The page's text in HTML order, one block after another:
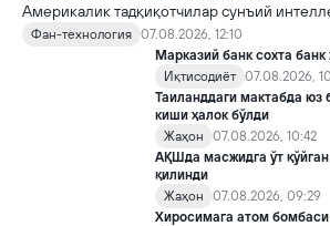
Америкалик тадқиқотчилар сунъий
16 та вирус яратди. Бу кашфиёт янги
билан бирга, ундан нотўғри мақсадда
хавотирларни ҳам кучайтирмоқда.
Фан-технология 07.08.2026, 12:10
Марказий банк сохта банк
Иқтисодиёт 07.08.2026,
Таиланддаги мактабда юз
киши ҳалок бўлди
Жаҳон
07.08.2026, 10:42
АҚШда масжидга ўт
қилинди
Жаҳон
07.08.2026, 09:29
Хиросимага атом бомбаси